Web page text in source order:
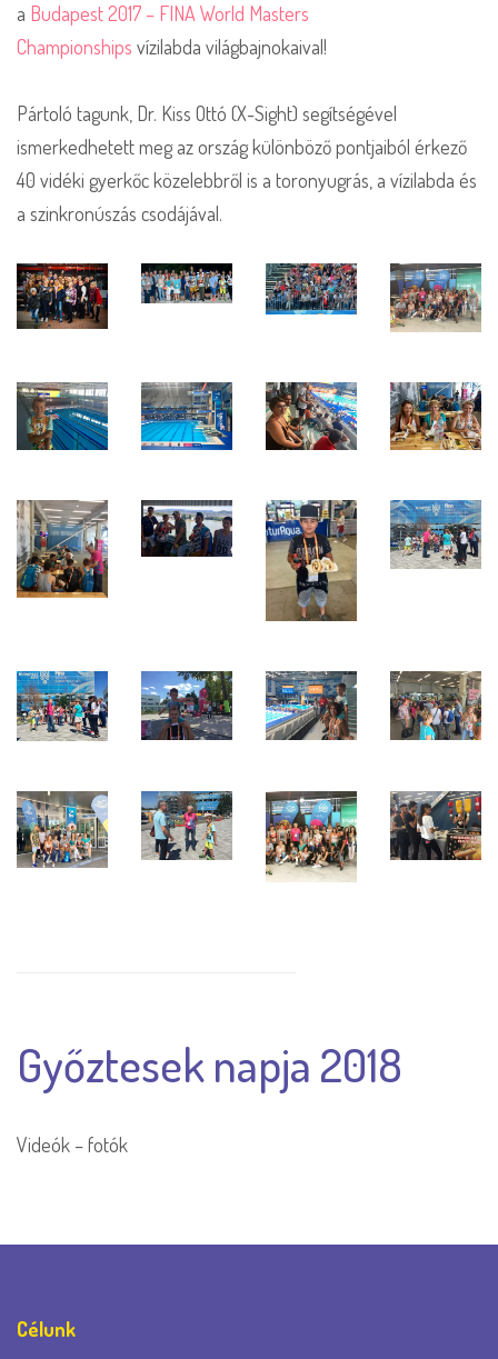
a Budapest 2017 – FINA World Masters
Championships vízilabda világbajnokaival!
Pártoló tagunk, Dr. Kiss Ottó (X-Sight) segítségével
ismerkedhetett meg az ország különböző pontjaiból érkező
40 vidéki gyerkőc közelebbről is a toronyugrás, a vízilabda és
a szinkronúszás csodájával.
Győztesek napja 2018
Videók – fotók
Célunk